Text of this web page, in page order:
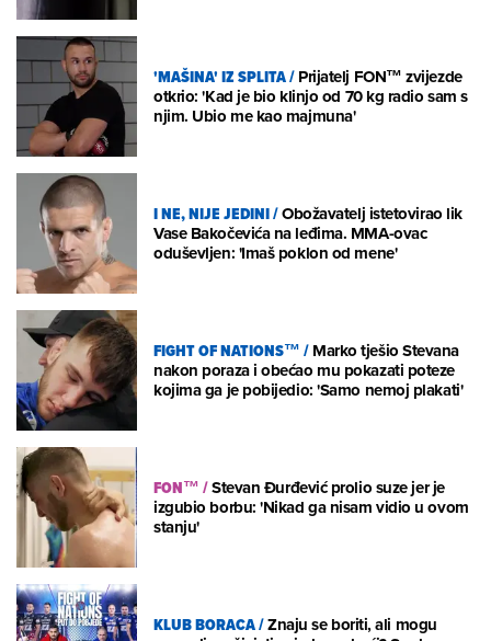
'MAŠINA' IZ SPLITA/Prijatelj FON™ zvijezde
otkrio: 'Kad je bio klinjo od 70 kg radio sam s
njim. Ubio me kao majmuna'
I NE, NIJE JEDINI/Obožavatelj istetovirao lik
Vase Bakočevića na leđima. MMA-ovac
oduševljen: 'Imaš poklon od mene'
FIGHT OF NATIONS™/Marko tješio Stevana
nakon poraza i obećao mu pokazati poteze
kojima ga je pobijedio: 'Samo nemoj plakati'
FON™/Stevan Đurđević prolio suze jer je
izgubio borbu: 'Nikad ga nisam vidio u ovom
stanju'
KLUB BORACA/Znaju se boriti, ali mogu